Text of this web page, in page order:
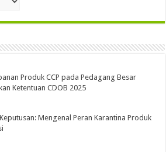
Produk CCP pada Pedagang Besar
Ketentuan CDOB 2025
Mengenal Peran Karantina Produk